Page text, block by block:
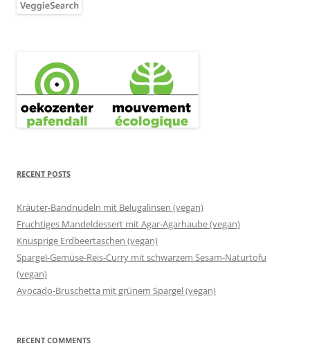
RECENT POSTS
Kräuter-Bandnudeln mit Belugalinsen (vegan)
Fruchtiges Mandeldessert mit Agar-Agarhaube (vegan)
Knusprige Erdbeertaschen (vegan)
Spargel-Gemüse-Reis-Curry mit schwarzem Sesam-Naturtofu
(vegan)
Avocado-Bruschetta mit grünem Spargel (vegan)
RECENT COMMENTS